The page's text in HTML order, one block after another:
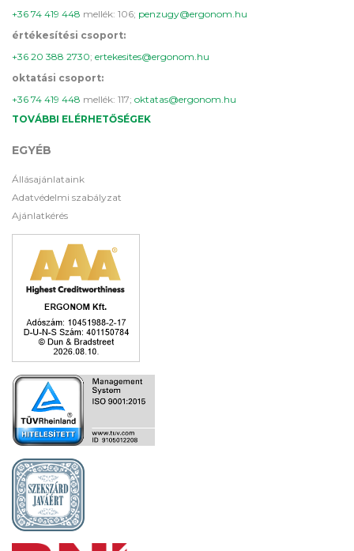
+36 74 419 448 mellék: 106; penzugy@ergonom.hu
értékesítési csoport:
+36 20 388 2730; ertekesites@ergonom.hu
oktatási csoport:
+36 74 419 448 mellék: 117; oktatas@ergonom.hu
TOVÁBBI ELÉRHETŐSÉGEK
EGYÉB
Állásajánlataink
Adatvédelmi szabályzat
Ajánlatkérés